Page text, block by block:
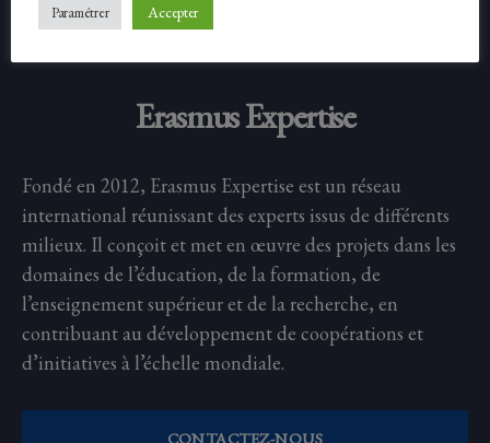
Erasmus Expertise
Fondé en 2012, Erasmus Expertise est un réseau
international réunissant des experts issus de différents
milieux. Il conçoit et met en œuvre des projets dans les
domaines de l’éducation, de la formation, de
l’enseignement supérieur et de la recherche, en
contribuant au développement de coopérations et
d’initiatives à l’échelle mondiale.
CONTACTEZ-NOUS
Paramétrer Accepter